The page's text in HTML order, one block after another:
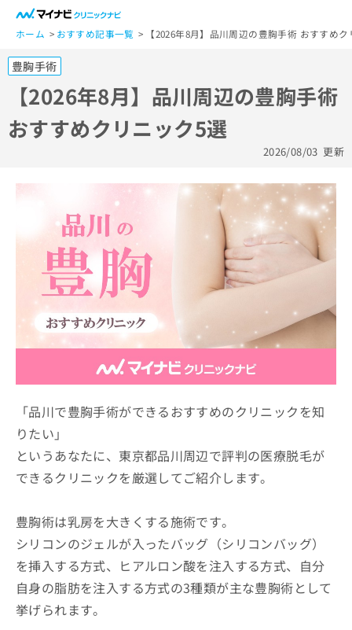
ホーム おすすめ記事一覧 【2026年8月】品川周辺の豊胸手術 おすすめ
豊胸手術
【2026年8月】品川周辺の豊胸手術
おすすめクリニック5選
2026/08/03 更新
「品川で豊胸手術ができるおすすめのクリニックを知
りたい」
というあなたに、東京都品川周辺で評判の医療脱毛が
できるクリニックを厳選してご紹介します。
豊胸術は乳房を大きくする施術です。
シリコンのジェルが入ったバッグ（シリコンバッグ）
を挿入する方式、ヒアルロン酸を注入する方式、自分
自身の脂肪を注入する方式の3種類が主な豊胸術として
挙げられます。
一
般
ー
ザ
ー
の
方
ニ
ビ
関
す
る
お
い
わ
せ
は
こ
ち
医
方
ら
広
告
出
の
お
問
い
合
わ
せ
広
告
代
店
方
は
こ
ち
ら